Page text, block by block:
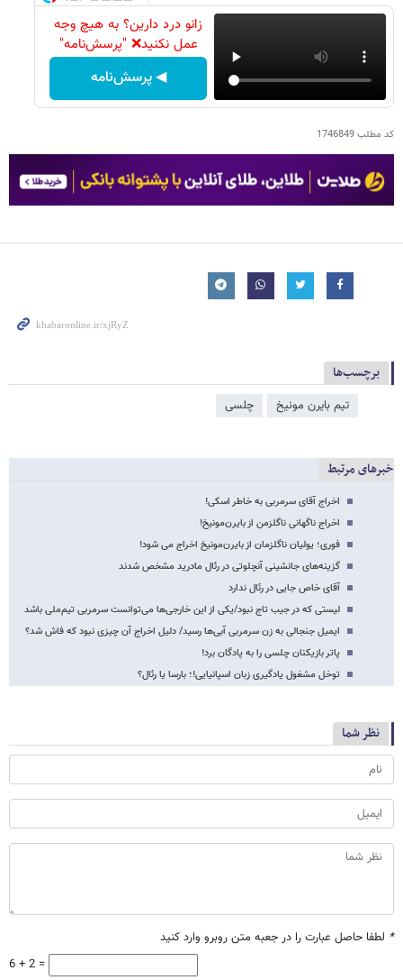
زانو درد دارین؟ به هیچ وجه
عمل نکنید❌ "پرسش‌نامه"
◀ پرسش‌نامه
کد مطلب1746849
برچسب‌ها
تیم بایرن مونیخ چلسی
خبرهای مرتبط
اخراج آقای سرمربی به خاطر اسکی!
اخراج ناگهانی ناگلزمن از بایرن‌مونیخ!
فوری؛ یولیان ناگلزمان از بایرن‌مونیخ اخراج می شود!
گزینه‌های جانشینی آنچلوتی در رئال مادرید مشخص شدند
آقای خاص جایی در رئال ندارد
لیستی که در جیب تاج نبود/یکی از این خارجی‌ها می‌توانست سرمربی تیم‌ملی باشد
ایمیل جنجالی به زن سرمربی آبی‌ها رسید/ دلیل اخراج آن چیزی نبود که فاش شد؟
پاتر بازیکنان چلسی را به پادگان برد!
توخل مشغول یادگیری زبان اسپانیایی!؛ بارسا یا رئال؟
نظر شما
* لطفا حاصل عبارت را در جعبه متن روبرو وارد کنید
6 + 2 =